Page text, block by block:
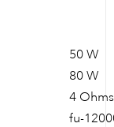
50 W
80 W
4 Ohms
fu-